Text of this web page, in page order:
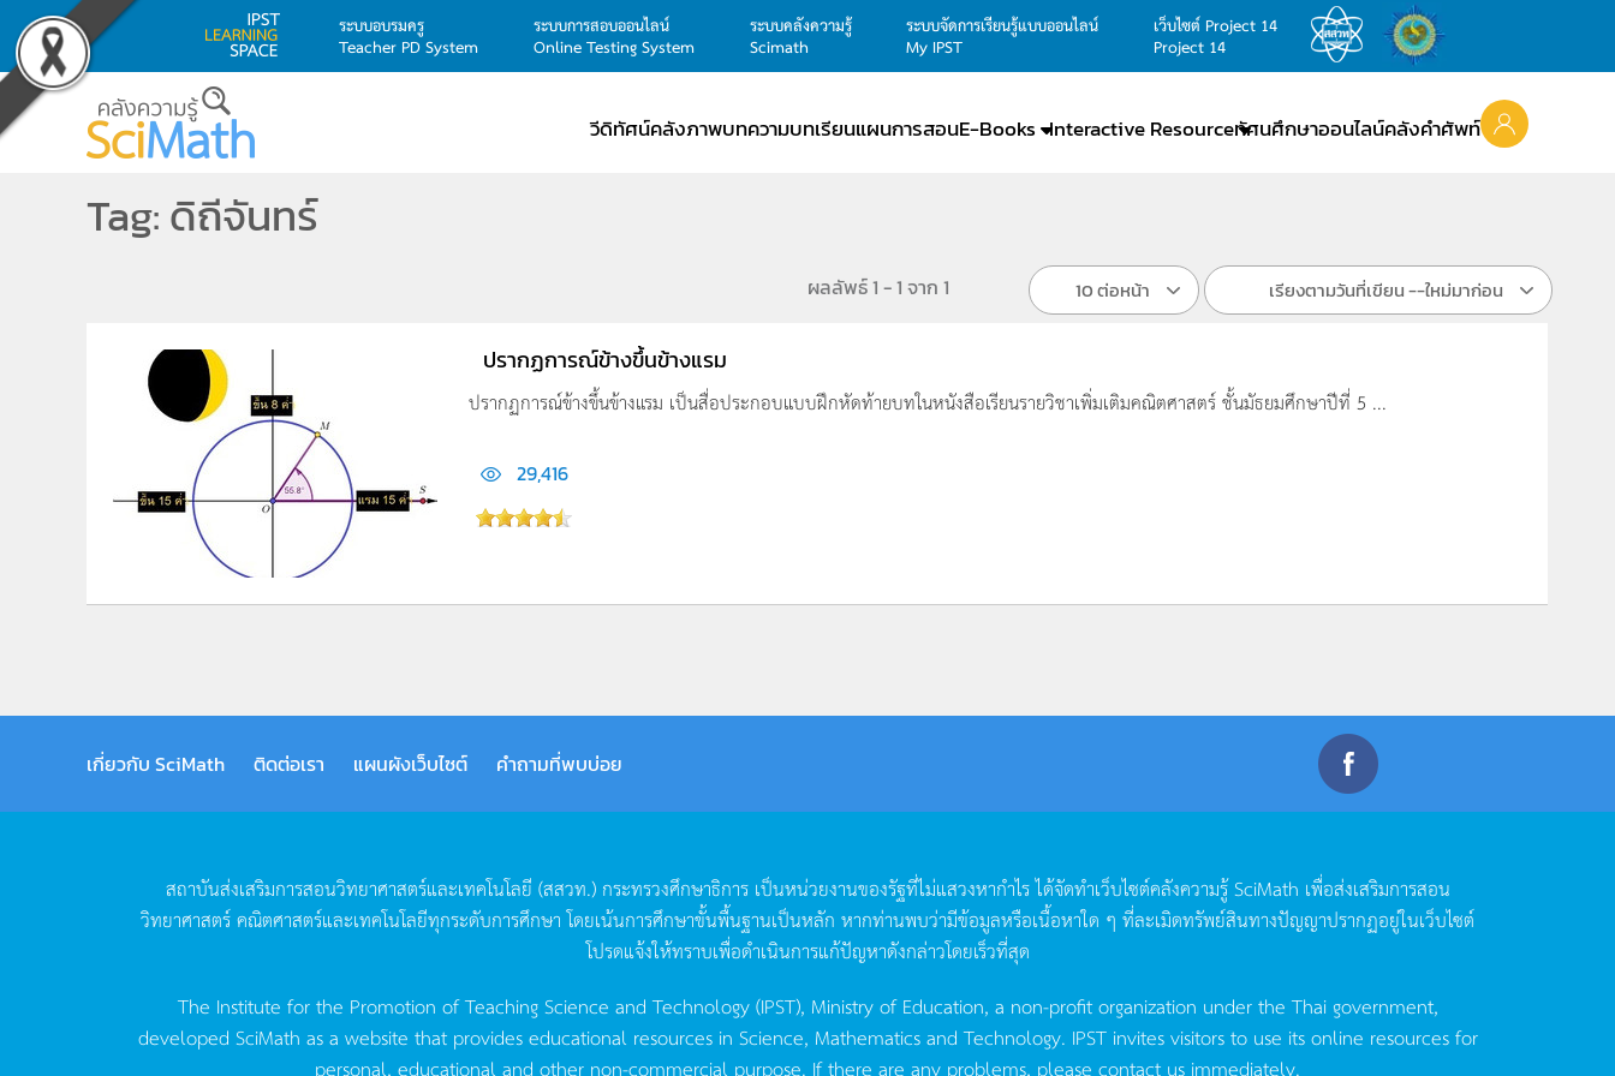
Skip to main content
ระบบอบรมครู
Teacher PD System
ระบบการสอบออนไลน์
Online Testing System
ระบบคลังความรู้
Scimath
ระบบจัดการเรียนรู้แบบออนไลน์
My IPST
เว็บไซต์ Project 14
Project 14
วีดิทัศน์คลังภาพบทความบทเรียนแผนการสอนE-Books Interactive Resourceทัศนศึกษาออนไลน์คลังคำศัพท์
Tag: ดิถีจันทร์
ผลลัพธ์ 1 - 1 จาก 1 10 ต่อหน้า เรียงตามวันที่เขียน --ใหม่มาก่อน
ปรากฏการณ์ข้างขึ้นข้างแรม
ปรากฏการณ์ข้างขึ้นข้างแรม เป็นสื่อประกอบแบบฝึกหัดท้ายบทในหนังสือเรียนรายวิชาเพิ่มเติมคณิตศาสตร์ ชั้นมัธยมศึกษาปีที่ 5 ...
29,416
เกี่ยวกับ SciMath ติดต่อเรา แผนผังเว็บไซต์ คำถามที่พบบ่อย
สถาบันส่งเสริมการสอนวิทยาศาสตร์และเทคโนโลยี (สสวท.) กระทรวงศึกษาธิการ เป็นหน่วยงานของรัฐที่ไม่แสวงหากำไรได้จัดทำเว็บไซต์คลังความรู้SciMath เพื่อส่งเสริมการสอน
วิทยาศาสตร์คณิตศาสตร์และเทคโนโลยีทุกระดับการศึกษา โดยเน้นการศึกษาขั้นพื้นฐานเป็นหลัก หากท่านพบว่ามีข้อมูลหรือเนื้อหาใด ๆ ที่ละเมิดทรัพย์สินทางปัญญาปรากฏอยู่ในเว็บไซต์
โปรดแจ้งให้ทราบเพื่อดำเนินการแก้ปัญหาดังกล่าวโดยเร็วที่สุด
The Institute for the Promotion of Teaching Science and Technology (IPST), Ministry of Education, a non-profit organization under the Thai government,
developed SciMath as a website that provides educational resources in Science, Mathematics and Technology. IPST invites visitors to use its online resources for
personal, educational and other non-commercial purpose. If there are any problems, please contact us immediately.